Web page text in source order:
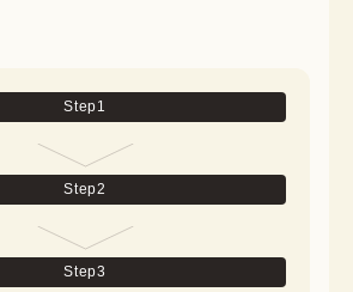
Step1
Step2
Step3